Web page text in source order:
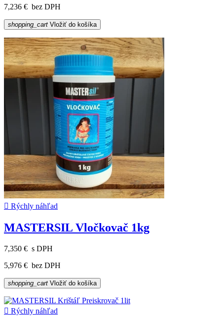
7,236 € bez DPH
shopping_cart Vložiť do košíka
 Rýchly náhľad
MASTERSIL Vločkovač 1kg
7,350 € s DPH
5,976 € bez DPH
shopping_cart Vložiť do košíka
 Rýchly náhľad